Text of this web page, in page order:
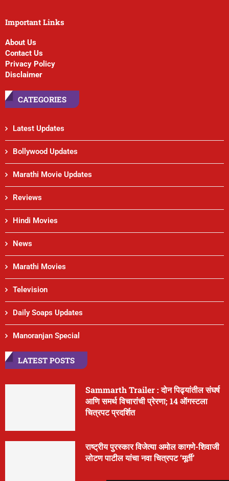
Important Links
About Us
Contact Us
Privacy Policy
Disclaimer
CATEGORIES
Latest Updates
Bollywood Updates
Marathi Movie Updates
Reviews
Hindi Movies
News
Marathi Movies
Television
Daily Soaps Updates
Manoranjan Special
LATEST POSTS
Sammarth Trailer : दोन पिढ्यांतील संघर्ष
आणि समर्थ विचारांची प्रेरणा; 14 ऑगस्टला
चित्रपट प्रदर्शित
राष्ट्रीय पुरस्कार विजेत्या अमोल कागणे-शिवाजी
लोटण पाटील यांचा नवा चित्रपट ‘मूर्ती’